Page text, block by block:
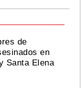
de
en
Santa Elena